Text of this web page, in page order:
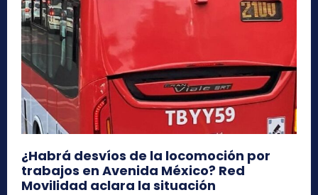
¿Habrá desvíos de la locomoción por
trabajos en Avenida México? Red
Movilidad aclara la situación